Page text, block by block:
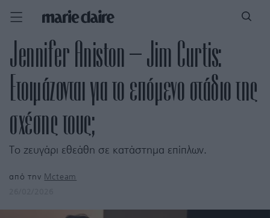
Jennifer Aniston – Jim Curtis:
Ετοιμάζονται για το επόμενο στάδιο της
σχέσης τους;
Το ζευγάρι εθεάθη σε κατάστημα επίπλων.
από την Mcteam